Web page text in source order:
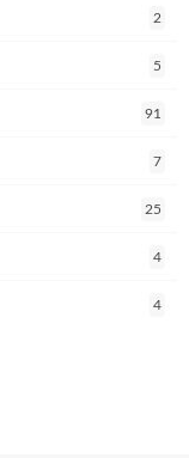
2
5
91
7
25
4
4